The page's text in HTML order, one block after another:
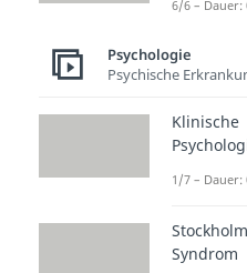
Ekpathie
Das
nennst
6/6 – Dauer:
Psychologie
Psychische
Klinische
1/7 – Dauer:
Stockholm
Syndrom